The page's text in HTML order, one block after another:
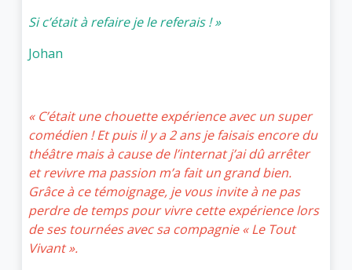
Si c’était à refaire je le referais ! »
Johan
« C’était une chouette expérience avec un super
comédien ! Et puis il y a 2 ans je faisais encore du
théâtre mais à cause de l’internat j’ai dû arrêter
et revivre ma passion m’a fait un grand bien.
Grâce à ce témoignage, je vous invite à ne pas
perdre de temps pour vivre cette expérience lors
de ses tournées avec sa compagnie « Le Tout
Vivant ».